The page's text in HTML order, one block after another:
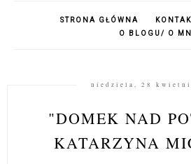
STRONA GŁÓWNA
O BLOGU/ O
niedziela, 28
"DOMEK NAD
KATARZYNA